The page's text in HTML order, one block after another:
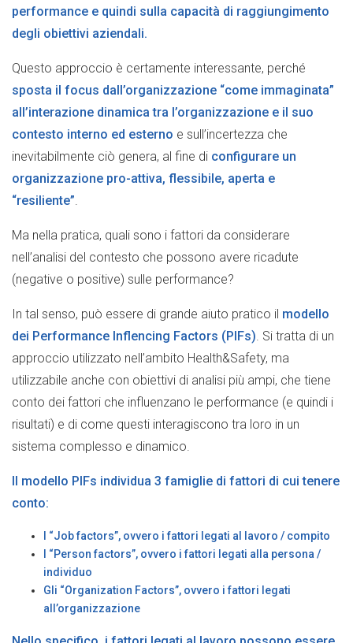
performance e quindi sulla capacità di raggiungimento
degli obiettivi aziendali.
Questo approccio è certamente interessante, perché
sposta il focus dall’organizzazione “come immaginata”
all’interazione dinamica tra l’organizzazione e il suo
contesto interno ed esterno e sull’incertezza che
inevitabilmente ciò genera, al fine di configurare un
organizzazione pro-attiva, flessibile, aperta e
“resiliente”.
Ma nella pratica, quali sono i fattori da considerare
nell’analisi del contesto che possono avere ricadute
(negative o positive) sulle performance?
In tal senso, può essere di grande aiuto pratico il modello
dei Performance Inflencing Factors (PIFs). Si tratta di un
approccio utilizzato nell’ambito Health&Safety, ma
utilizzabile anche con obiettivi di analisi più ampi, che tiene
conto dei fattori che influenzano le performance (e quindi i
risultati) e di come questi interagiscono tra loro in un
sistema complesso e dinamico.
Il modello PIFs individua 3 famiglie di fattori di cui tenere
conto:
I “Job factors”, ovvero i fattori legati al lavoro / compito
I “Person factors”, ovvero i fattori legati alla persona /
individuo
Gli “Organization Factors”, ovvero i fattori legati
all’organizzazione